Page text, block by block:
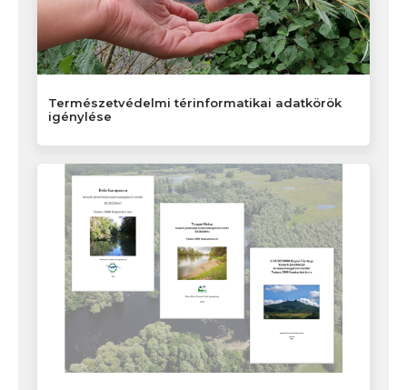
Természetvédelmi térinformatikai adatkörök
igénylése